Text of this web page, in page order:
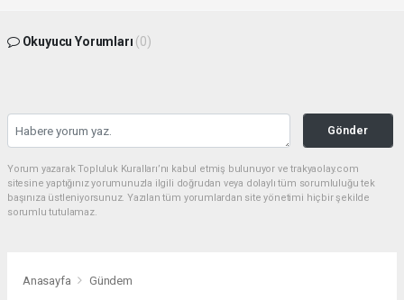
Okuyucu Yorumları (0)
Gönder
Yorum yazarak Topluluk Kuralları’nı kabul etmiş bulunuyor ve trakyaolay.com
sitesine yaptığınız yorumunuzla ilgili doğrudan veya dolaylı tüm sorumluluğu tek
başınıza üstleniyorsunuz. Yazılan tüm yorumlardan site yönetimi hiçbir şekilde
sorumlu tutulamaz.
Anasayfa Gündem